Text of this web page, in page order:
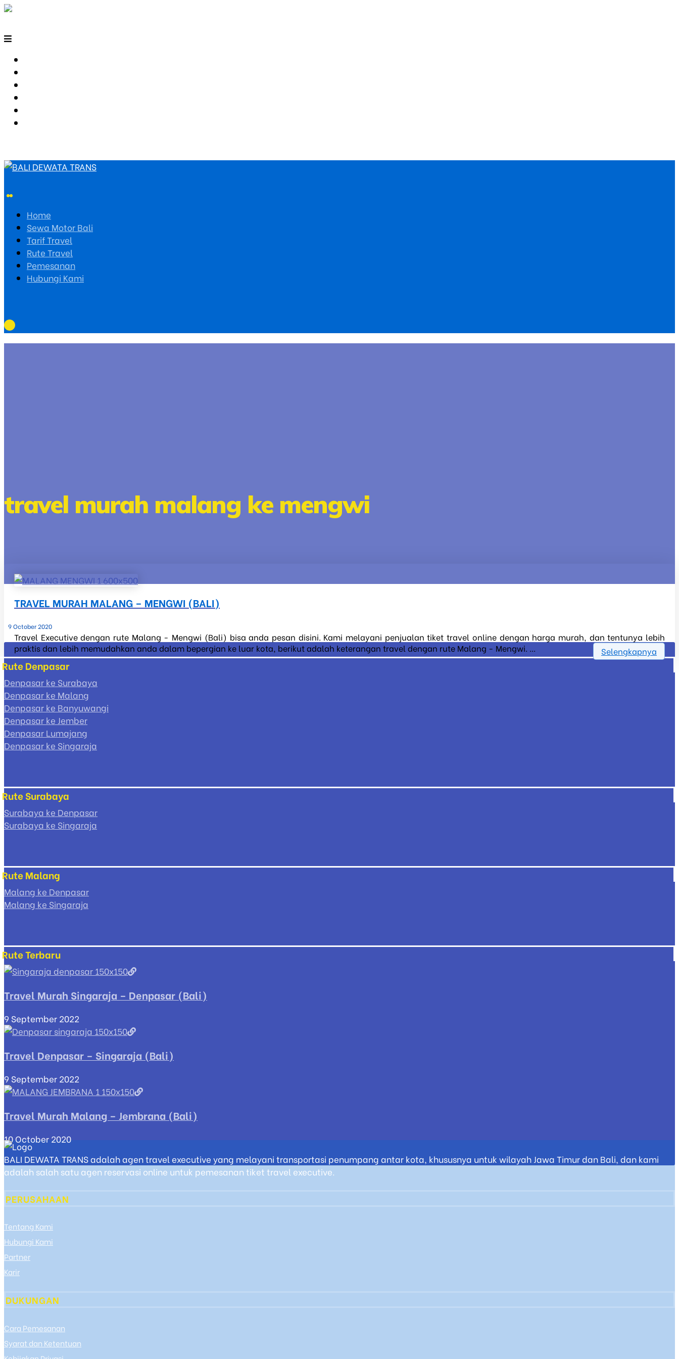
Home
Sewa Motor Bali
Tarif Travel
Rute Travel
Pemesanan
Hubungi Kami
travel murah malang ke mengwi
TRAVEL MURAH MALANG – MENGWI (BALI)
9 October 2020
Travel Executive dengan rute Malang - Mengwi (Bali) bisa anda pesan disini. Kami melayani penjualan tiket travel online dengan harga murah, dan tentunya lebih
praktis dan lebih memudahkan anda dalam bepergian ke luar kota, berikut adalah keterangan travel dengan rute Malang - Mengwi. ...
Selengkapnya
Rute Denpasar
Denpasar ke Surabaya
Denpasar ke Malang
Denpasar ke Banyuwangi
Denpasar ke Jember
Denpasar Lumajang
Denpasar ke Singaraja
Rute Surabaya
Surabaya ke Denpasar
Surabaya ke Singaraja
Rute Malang
Malang ke Denpasar
Malang ke Singaraja
Rute Terbaru
Travel Murah Singaraja – Denpasar (Bali)
9 September 2022
Travel Denpasar – Singaraja (Bali)
9 September 2022
Travel Murah Malang – Jembrana (Bali)
10 October 2020
BALI DEWATA TRANS adalah agen travel executive yang melayani transportasi penumpang antar kota, khususnya untuk wilayah Jawa Timur dan Bali, dan kami
adalah salah satu agen reservasi online untuk pemesanan tiket travel executive.
PERUSAHAAN
Tentang Kami
Hubungi Kami
Partner
Karir
DUKUNGAN
Cara Pemesanan
Syarat dan Ketentuan